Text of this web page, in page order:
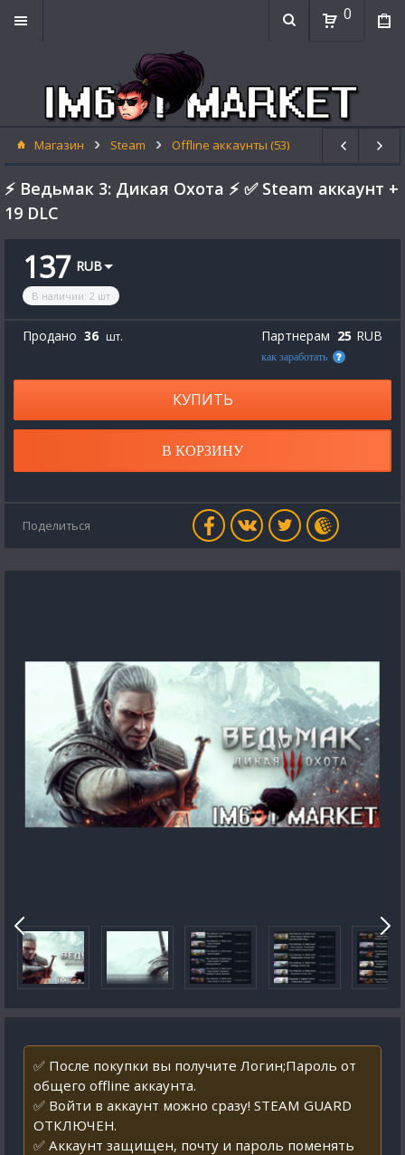
0
Магазин Steam Offline аккаунты (53)
⚡ Ведьмак 3: Дикая Охота ⚡ ✅ Steam аккаунт +
19 DLC
137 RUB
В наличии: 2 шт
Продано 36 шт. Партнерам 25 RUB
как заработать
КУПИТЬ
В КОРЗИНУ
Поделиться
✅ После покупки вы получите Логин;Пароль от
общего offline аккаунта.
✅ Войти в аккаунт можно сразу! STEAM GUARD
ОТКЛЮЧЕН.
✅ Аккаунт защищен, почту и пароль поменять